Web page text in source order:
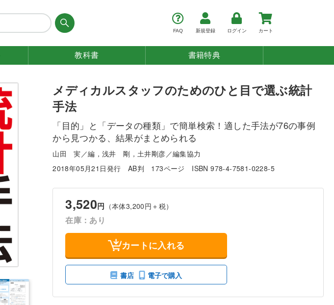
FAQ 新規登録 ログイン カート
教科書 書籍特典
メディカルスタッフのためのひと目で選ぶ統計
手法
「目的」と「データの種類」で簡単検索！適した手法が76の事例
から見つかる、結果がまとめられる
山田 実／編，浅井 剛，土井剛彦／編集協力
2018年05月21日発行
AB判 173ページ ISBN 978-4-7581-0228-5
3,520円 （本体3,200円＋税）
在庫：あり
カートに入れる
書店 電子で購入